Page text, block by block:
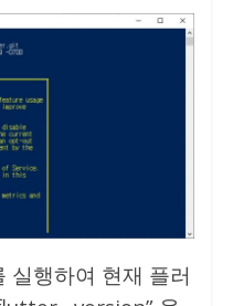
행하여 현재 플러